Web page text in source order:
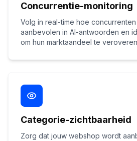
Concurrentie-monitoring
Volg in real-time hoe
aanbevolen in AI-antwoorden en
om hun marktaandeel te
Categorie-zichtbaarheid
Zorg dat jouw webshop wordt